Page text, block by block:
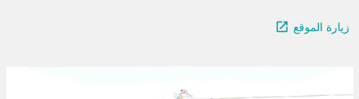
زيارة الموقع